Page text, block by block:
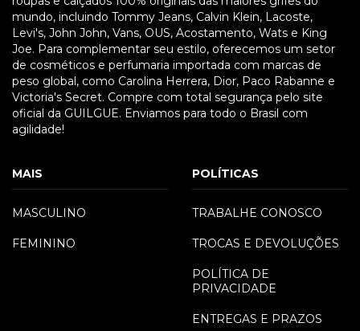
mundo, incluindo Tommy Jeans, Calvin Klein, Lacoste,
Levi's, John John, Vans, OUS, Acostamento, Wats e King
Joe. Para complementar seu estilo, oferecemos um setor
de cosméticos e perfumaria importada com marcas de
peso global, como Carolina Herrera, Dior, Paco Rabanne e
Victoria's Secret. Compre com total segurança pelo site
oficial da GUILGUE. Enviamos para todo o Brasil com
agilidade!
MAIS
MASCULINO
FEMININO
POLÍTICAS
TRABALHE CONOSCO
TROCAS E DEVOLUÇÕES
POLÍTICA DE
PRIVACIDADE
ENTREGAS E PRAZOS